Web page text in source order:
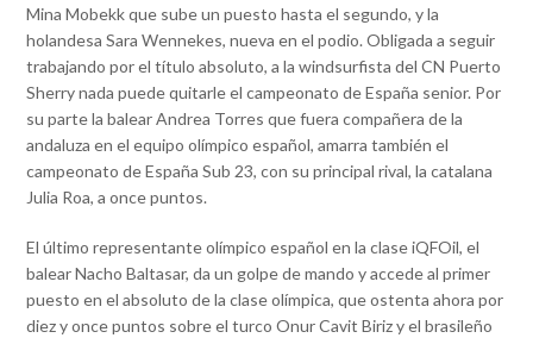
Mina Mobekk que sube un puesto hasta el segundo, y la
holandesa Sara Wennekes, nueva en el podio. Obligada a seguir
trabajando por el título absoluto, a la windsurfista del CN Puerto
Sherry nada puede quitarle el campeonato de España senior. Por
su parte la balear Andrea Torres que fuera compañera de la
andaluza en el equipo olímpico español, amarra también el
campeonato de España Sub 23, con su principal rival, la catalana
Julia Roa, a once puntos.
El último representante olímpico español en la clase iQFOil, el
balear Nacho Baltasar, da un golpe de mando y accede al primer
puesto en el absoluto de la clase olímpica, que ostenta ahora por
diez y once puntos sobre el turco Onur Cavit Biriz y el brasileño